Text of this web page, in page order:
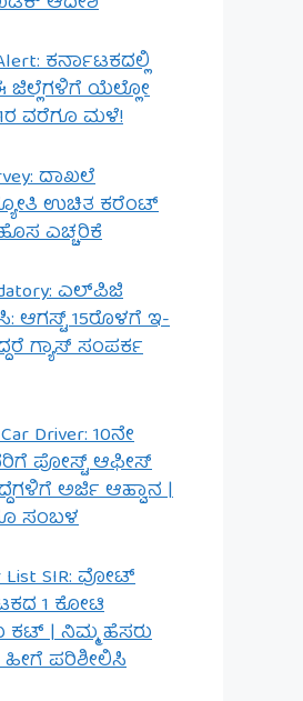
ಕರ್ನಾಟಕದಲ್ಲಿ
ಯೆಲ್ಲೋ
ವರೆಗೂ ಮಳೆ!
ದಾಖಲೆ
ಉಚಿತ ಕರೆಂಟ್
ಎಚ್ಚರಿಕೆ
ಎಲ್‌ಪಿಜಿ
ಆಗಸ್ಟ್ 15ರೊಳಗೆ ಇ-
ಗ್ಯಾಸ್ ಸಂಪರ್ಕ
Driver: 10ನೇ
ಪೋಸ್ಟ್ ಆಫೀಸ್
ಅರ್ಜಿ ಆಹ್ವಾನ |
ಸಂಬಳ
List SIR: ವೋಟ್
1 ಕೋಟಿ
ಕಟ್ | ನಿಮ್ಮ ಹೆಸರು
ಪರಿಶೀಲಿಸಿ